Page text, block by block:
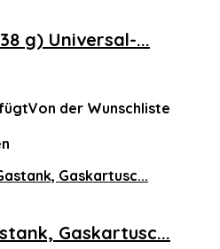
g) Universal-...
Von der Wunschliste
Gaskartusc...